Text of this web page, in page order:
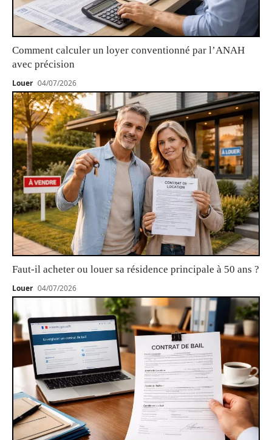
Comment calculer un loyer conventionné par l’ANAH
avec précision
Louer 04/07/2026
Faut-il acheter ou louer sa résidence principale à 50 ans ?
Louer 04/07/2026